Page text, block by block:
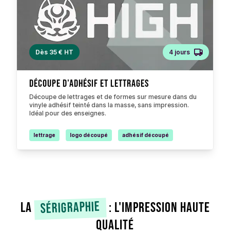
Dès 35 € HT 4 jours
Découpe d'adhésif et lettrages
Découpe de lettrages et de formes sur mesure dans du
vinyle adhésif teinté dans la masse, sans impression.
Idéal pour des enseignes.
lettrage logo découpé adhésif découpé
La sérigraphie
: l'impression haute
qualité